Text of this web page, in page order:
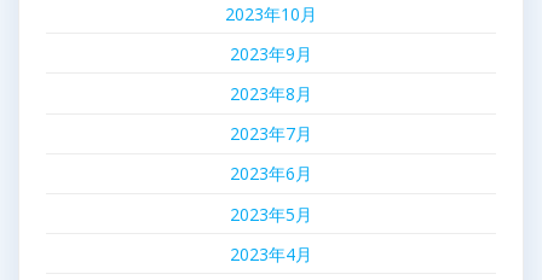
2023年10月
2023年9月
2023年8月
2023年7月
2023年6月
2023年5月
2023年4月